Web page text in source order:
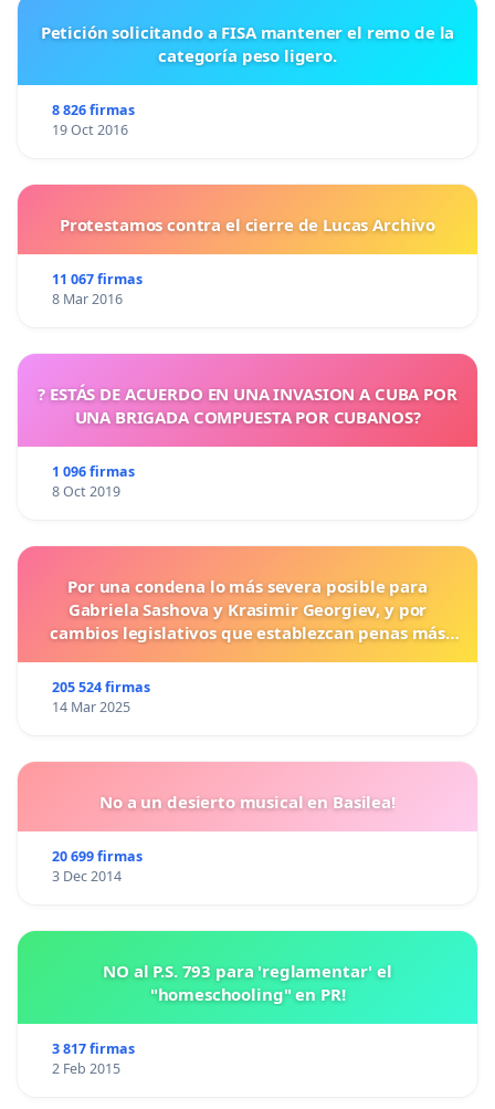
Petición solicitando a FISA mantener el remo de la
categoría peso ligero.
8 826 firmas
19 Oct 2016
Protestamos contra el cierre de Lucas Archivo
11 067 firmas
8 Mar 2016
? ESTÁS DE ACUERDO EN UNA INVASION A CUBA POR
UNA BRIGADA COMPUESTA POR CUBANOS?
1 096 firmas
8 Oct 2019
Por una condena lo más severa posible para
Gabriela Sashova y Krasimir Georgiev, y por
cambios legislativos que establezcan penas más
205 524 firmas
14 Mar 2025
No a un desierto musical en Basilea!
20 699 firmas
3 Dec 2014
NO al P.S. 793 para 'reglamentar' el
"homeschooling" en PR!
3 817 firmas
2 Feb 2015